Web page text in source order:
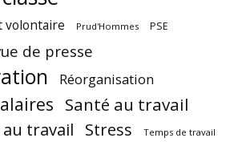
volontaire Prud'Hommes PSE
de presse
Réorganisation
Santé au travail
travail Stress Temps de travail